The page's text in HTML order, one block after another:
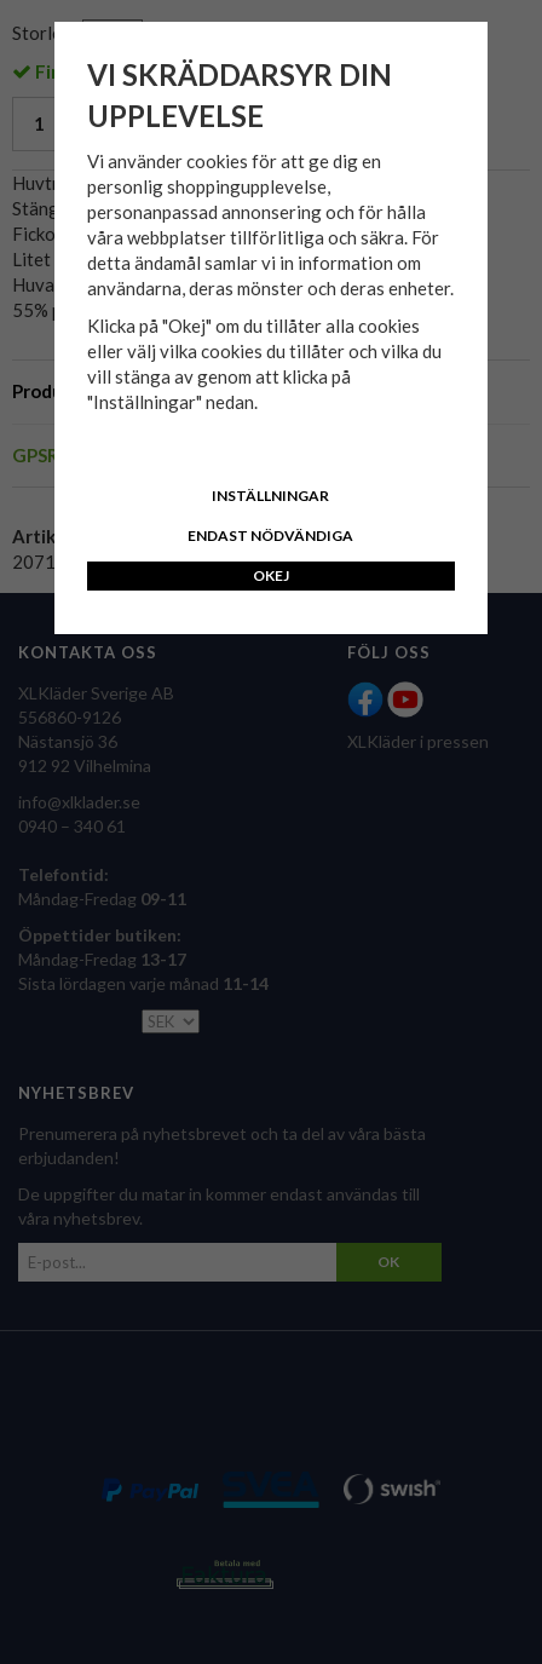
Storlek
Finns i lager
LÄGG I VARUKORG »
Produktbeskrivning
GPSR
Huvtröja med zip från Blend.
Stängs med dragkedja.
Fickor fram på magen.
Litet tryck på bröstet.
Huva.
55% polyester, 45% bomull.
Artikelnummer:
20717550-194007
KONTAKTA OSS
XLKläder Sverige AB
556860-9126
Nästansjö 36
912 92 Vilhelmina
info@xlklader.se
0940 – 340 61
Telefontid:
Måndag-Fredag 09-11
Öppettider butiken:
Måndag-Fredag 13-17
Sista lördagen varje månad 11-14
FÖLJ OSS
XLKläder i pressen
NYHETSBREV
Prenumerera på nyhetsbrevet och ta del av våra bästa
erbjudanden!
De uppgifter du matar in kommer endast användas till
våra nyhetsbrev.
OK
VI SKRÄDDARSYR DIN
UPPLEVELSE
Vi använder cookies för att ge dig en
personlig shoppingupplevelse,
personanpassad annonsering och för hålla
våra webbplatser tillförlitliga och säkra. För
detta ändamål samlar vi in information om
användarna, deras mönster och deras enheter.
Klicka på "Okej" om du tillåter alla cookies
eller välj vilka cookies du tillåter och vilka du
vill stänga av genom att klicka på
"Inställningar" nedan.
INSTÄLLNINGAR
ENDAST NÖDVÄNDIGA
OKEJ